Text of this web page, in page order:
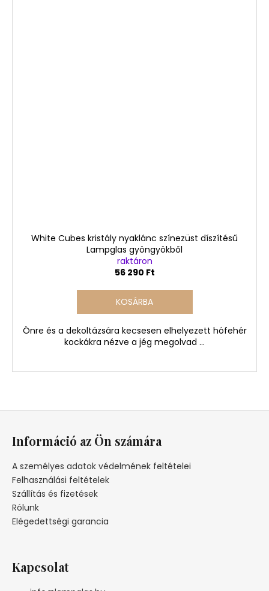
White Cubes kristály nyaklánc színezüst díszítésű
Lampglas gyöngyökből
raktáron
56 290 Ft
KOSÁRBA
Önre és a dekoltázsára kecsesen elhelyezett hófehér
kockákra nézve a jég megolvad ...
Információ az Ön számára
A személyes adatok védelmének feltételei
Felhasználási feltételek
Szállítás és fizetések
Rólunk
Elégedettségi garancia
Kapcsolat